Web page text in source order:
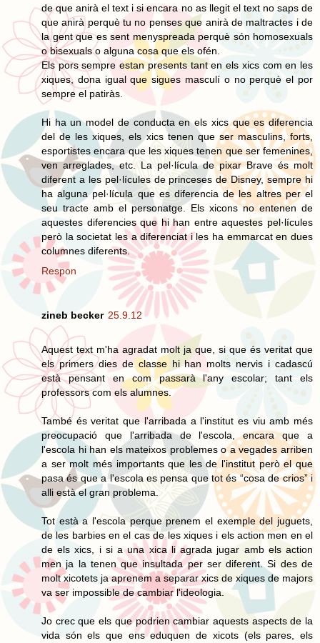
de que anirà el text i si encara no as llegit el text no saps de
que anirà perquè tu no penses que anirà de maltractes i de
la gent que es sent menyspreada perquè són homosexuals
o bisexuals o alguna cosa que els ofén.
Els pors sempre estan presents tant en els xics com en les
xiques, dona igual que sigues masculí o no perquè el por
sempre el patiràs.
Hi ha un model de conducta en els xics que es diferencia
del de les xiques, els xics tenen que ser masculins, forts,
esportistes encara que les xiques tenen que ser femenines,
ven arreglades, etc. La pel·lícula de pixar Brave és molt
diferent a les pel·lícules de princeses de Disney, sempre hi
ha alguna pel·lícula que es diferencia de les altres per el
seu tracte amb el personatge. Els xicons no entenen de
aquestes diferencies que hi han entre aquestes pel·lícules
però la societat les a diferenciat i les ha emmarcat en dues
columnes diferents.
Respon
zineb becker 25.9.12
Aquest text m'ha agradat molt ja que, si que és veritat que
els primers dies de classe hi han molts nervis i cadascú
està pensant en com passarà l'any escolar; tant els
professors com els alumnes.
També és veritat que l'arribada a l'institut es viu amb més
preocupació que l'arribada de l'escola, encara que a
l'escola hi han els mateixos problemes o a vegades arriben
a ser molt més importants que les de l'institut però el que
pasa és que a l'escola es pensa que tot és “cosa de crios” i
alli està el gran problema.
Tot està a l'escola perque prenem el exemple del juguets,
de les barbies en el cas de les xiques i els action men en el
de els xics, i si a una xica li agrada jugar amb els action
men ja la tenen que insultada per ser diferent. Si des de
molt xicotets ja aprenem a separar xics de xiques de majors
va ser impossible de cambiar l'ideologia.
Jo crec que els que podrien cambiar aquests aspects de la
vida són els que ens eduquen de xicots (els pares, els